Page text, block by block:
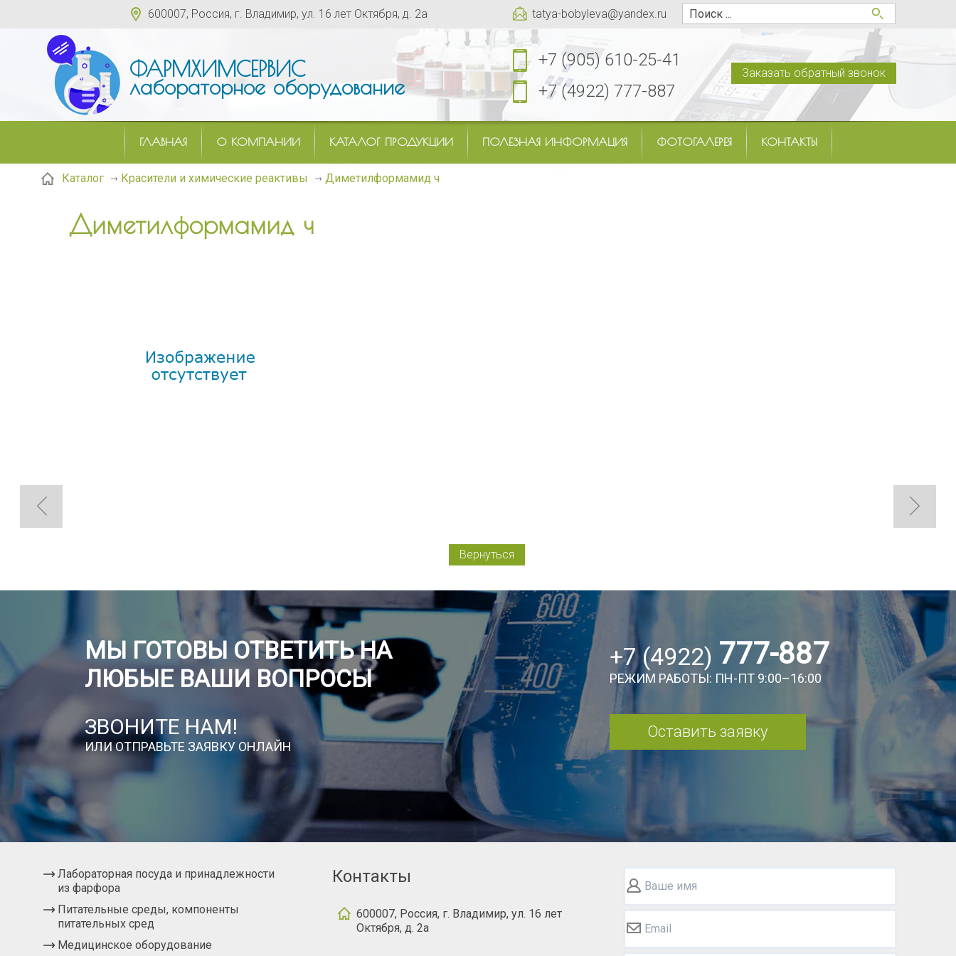
tatya-bobyleva@yandex.ru
600007, Россия, г. Владимир, ул. 16 лет Октября, д. 2а
ФАРМХИМСЕРВИС
лабораторное оборудование
+7 (905) 610-25-41
+7 (4922) 777-887
Заказать обратный звонок
ГЛАВНАЯ О КОМПАНИИ КАТАЛОГ ПРОДУКЦИИ ПОЛЕЗНАЯ ИНФОРМАЦИЯ ФОТОГАЛЕРЕЯ КОНТАКТЫ
Каталог Красители и химические реактивы Диметилформамид ч
Диметилформамид ч
Вернуться
МЫ ГОТОВЫ ОТВЕТИТЬ НА
ЛЮБЫЕ ВАШИ ВОПРОСЫ
ЗВОНИТЕ НАМ!
ИЛИ ОТПРАВЬТЕ ЗАЯВКУ ОНЛАЙН
+7 (4922) 777-887
РЕЖИМ РАБОТЫ: ПН-ПТ 9:00–16:00
Оставить заявку
Лабораторная посуда и принадлежности
из фарфора
Питательные среды, компоненты
питательных сред
Медицинское оборудование
Контакты
600007, Россия, г. Владимир, ул. 16 лет
Октября, д. 2а
Ваше имя
Email